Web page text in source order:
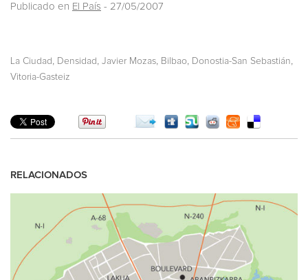
Publicado en El País - 27/05/2007
La Ciudad Densidad Javier Mozas Bilbao Donostia-San Sebastián
Vitoria-Gasteiz
RELACIONADOS